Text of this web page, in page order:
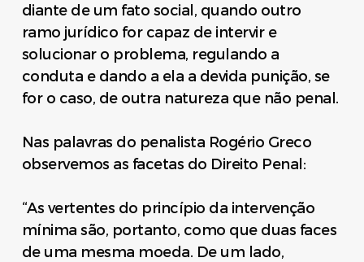
diante de um fato social, quando outro
ramo jurídico for capaz de intervir e
solucionar o problema, regulando a
conduta e dando a ela a devida punição, se
for o caso, de outra natureza que não penal.
Nas palavras do penalista Rogério Greco
observemos as facetas do Direito Penal:
“As vertentes do princípio da intervenção
mínima são, portanto, como que duas faces
de uma mesma moeda. De um lado,